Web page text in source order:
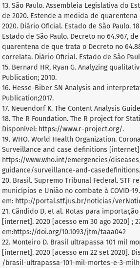
13. São Paulo. Assembleia Legislativa do
de 2020. Estende a medida de
2020. Diário Oficial. Estado de São Paulo.
Estado de São Paulo. Decreto no 64.967,
quarentena de que trata o Decreto no
correlata. Diário Oficial. Estado de São
15. Bernard HR, Ryan G. Analyzing
Publication; 2010.
16. Hesse-Biber SN Analysis and
Publication;2017.
17. Neuendorf K. The Content Analysis
18. The R Foundation. The R project for
Disponível: https://www.r-project.org/.
19. WHO. World Health Organization.
Surveillance and case definitions
https://www.who.int/emergencies/
guidance/surveillance-and-casedefinitions.
20. Brasil. Supremo Tribunal Federal. STF
municípios e União no combate à COVID-
em: http://portal.stf.jus.br/noticias/
21. Cândido D, et al. Rotas para
[internet]. 2020 [acesso em 30 ago 2020] ;
em:https://doi.org/10.1093/jtm/taaa042
22. Monteiro D. Brasil ultrapassa 101 mil
[internet]. 2020 [acesso em 22 set 2020].
/brasil-ultrapassa-101-mil-mortes-e-3-